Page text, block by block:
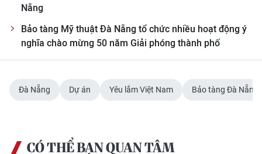
Nẵng
Bảo tàng Mỹ thuật Đà Nẵng tổ chức nhiều hoạt động ý
nghĩa chào mừng 50 năm Giải phóng thành phố
Đà Nẵng Dự án Yêu lắm Việt Nam Bảo tàng Đà Nẵng
CÓ THỂ BẠN QUAN TÂM